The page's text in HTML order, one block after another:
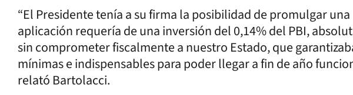
“El Presidente tenía a su firma la posibilidad de promulgar una
aplicación requería de una inversión del 0,14% del PBI,
sin comprometer fiscalmente a nuestro Estado, que
mínimas e indispensables para poder llegar a fin de año
relató Bartolacci.